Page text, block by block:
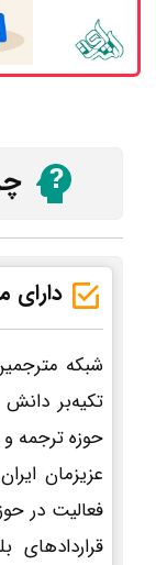
دارای
شبکه
تکیه‌بر
حوزه ترجمه
عزیزمان
فعالیت در